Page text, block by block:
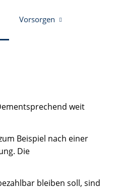
Vorsorgen
weit
Beispiel nach einer
Die
bleiben soll, sind